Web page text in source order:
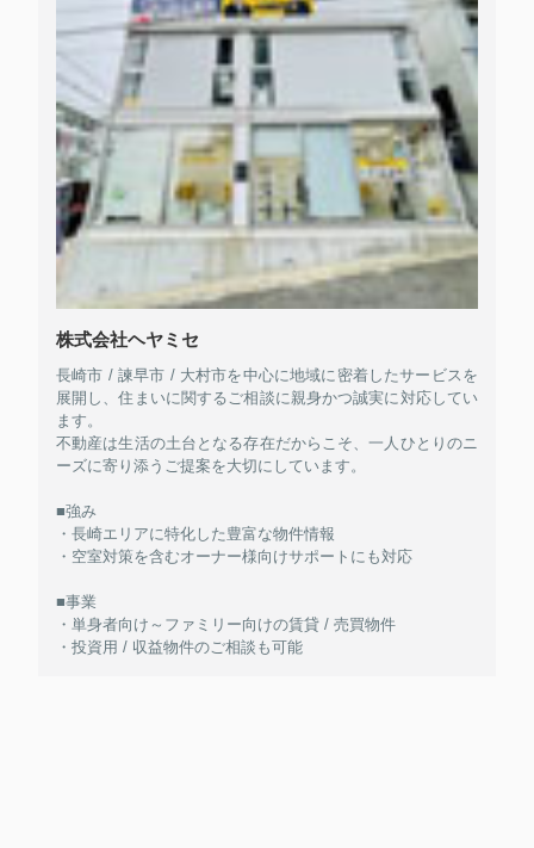
株式会社ヘヤミセ
長崎市 / 諫早市 / 大村市を中心に地域に密着したサービスを
展開し、住まいに関するご相談に親身かつ誠実に対応してい
ます。
不動産は生活の土台となる存在だからこそ、一人ひとりのニ
ーズに寄り添うご提案を大切にしています。
■強み
・長崎エリアに特化した豊富な物件情報
・空室対策を含むオーナー様向けサポートにも対応
■事業
・単身者向け～ファミリー向けの賃貸 / 売買物件
・投資用 / 収益物件のご相談も可能